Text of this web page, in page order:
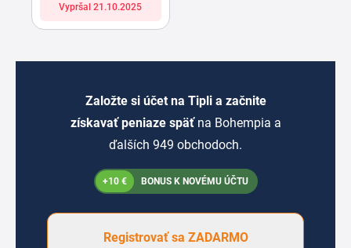
Vypršal 21.10.2025
Založte si účet na Tipli a začnite
získavať peniaze späť na Bohempia a
ďalších 949 obchodoch.
+10 € BONUS K NOVÉMU ÚČTU
Registrovať sa ZADARMO